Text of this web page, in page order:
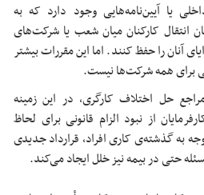
یا آیین‌نامه‌هایی وجود دارد که به
انتقال کارکنان میان شعب یا شرکت‌های
آنان را حفظ کنند. اما این مقررات بیشتر
برای همه شرکت‌ها نیست.
حل اختلاف کارگری، در این زمینه
از نبود الزام قانونی برای لحاظ
به گذشته‌ی کاری افراد، قرارداد جدیدی
حتی در بیمه نیز خلل ایجاد می‌کند.